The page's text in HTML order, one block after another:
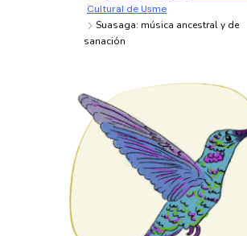
Cultural de Usme
Suasaga: música ancestral y de
sanación